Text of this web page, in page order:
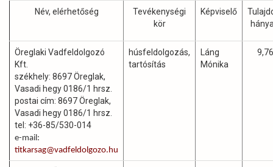
Név, elérhetőség
Tevékenységi
kör
Képviselő
Öreglaki Vadfeldolgozó
Kft.
székhely: 8697 Öreglak,
Vasadi hegy 0186/1 hrsz.
postai cím: 8697 Öreglak,
Vasadi hegy 0186/1 hrsz.
tel: +36-85/530-014
e-mail:
titkarsag@vadfeldolgozo.hu
húsfeldolgozás,
tartósítás
Láng
Mónika